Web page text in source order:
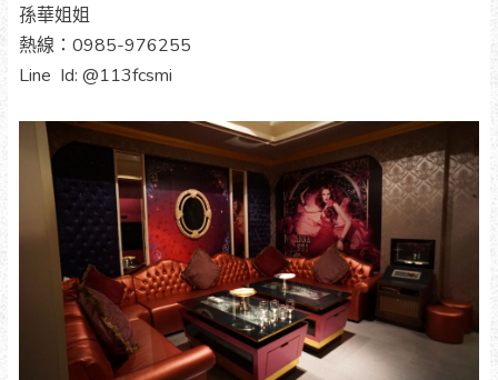
孫華姐姐
熱線：0985-976255
Line Id: @113fcsmi